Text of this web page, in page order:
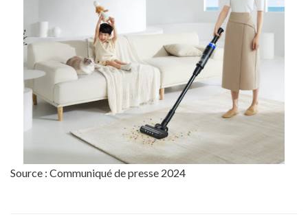
Source : Communiqué de presse 2024